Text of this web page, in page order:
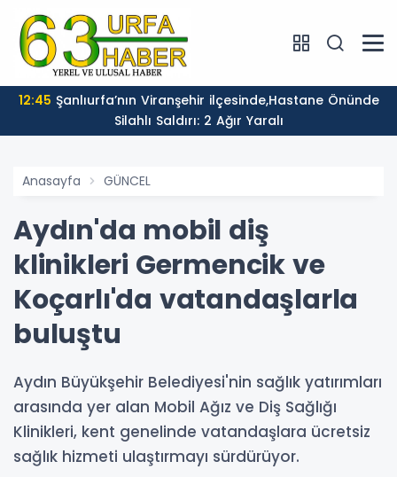
12:45
Silahlı Saldırı: 2 Ağır Yaralı
Anasayfa GÜNCEL
Aydın'da mobil diş
klinikleri Germencik ve
Koçarlı'da vatandaşlarla
buluştu
Aydın Büyükşehir Belediyesi'nin sağlık yatırımları
arasında yer alan Mobil Ağız ve Diş Sağlığı
Klinikleri, kent genelinde vatandaşlara ücretsiz
sağlık hizmeti ulaştırmayı sürdürüyor.